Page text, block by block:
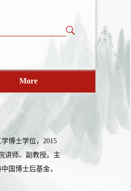
More
博士学位，2015
讲师、副教授。主
国博士后基金，